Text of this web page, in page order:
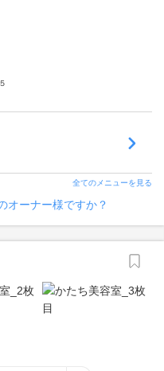
全てのメニューを見る
オーナー様ですか？